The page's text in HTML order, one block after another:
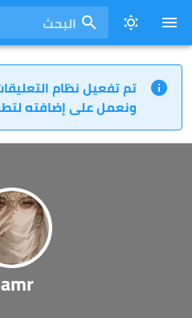
البحث
تم تفعيل نظام
ونعمل على إضافته